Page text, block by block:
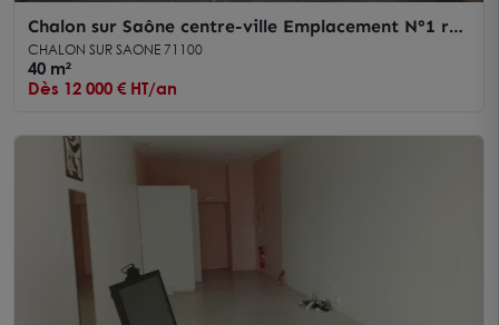
Chalon sur Saône centre-ville Emplacement N°1 rue
piétonne - Local commercial 40 m² à louer
CHALON SUR SAONE 71100
40 m²
Dès 12 000 € HT/an